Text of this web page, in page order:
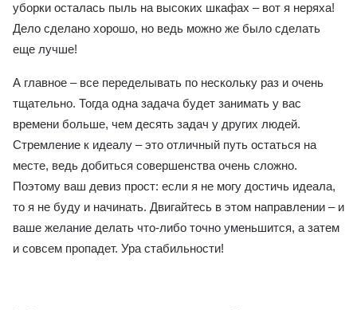
уборки осталась пыль на высоких шкафах – вот я неряха!
Дело сделано хорошо, но ведь можно же было сделать
еще лучше!
А главное – все переделывать по нескольку раз и очень
тщательно. Тогда одна задача будет занимать у вас
времени больше, чем десять задач у других людей.
Стремление к идеалу – это отличный путь остаться на
месте, ведь добиться совершенства очень сложно.
Поэтому ваш девиз прост: если я не могу достичь идеала,
то я не буду и начинать. Двигайтесь в этом направлении – и
ваше желание делать что-либо точно уменьшится, а затем
и совсем пропадет. Ура стабильности!